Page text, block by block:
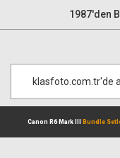
1987'den